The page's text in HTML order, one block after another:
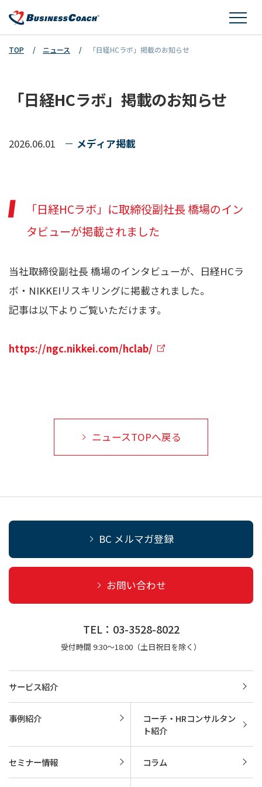
TOP ニュース 「日経HCラボ」掲載のお知らせ
「日経HCラボ」掲載のお知らせ
2026.06.01 メディア掲載
「日経HCラボ」に取締役副社長 橋場のイン
タビューが掲載されました
当社取締役副社長 橋場のインタビューが、日経HCラ
ボ・NIKKEIリスキリングに掲載されました。
記事は以下よりご覧いただけます。
https://ngc.nikkei.com/hclab/
ニュースTOPへ戻る
BC メルマガ登録
お問い合わせ
TEL：03-3528-8022
受付時間 9:30～18:00（土日祝日を除く）
サービス紹介
事例紹介
コーチ・HRコンサルタン
ト紹介
セミナー情報 コラム